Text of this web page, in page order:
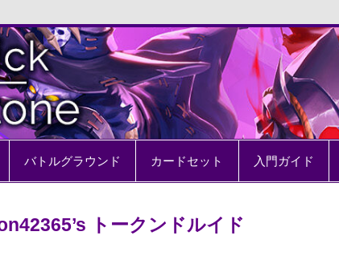
バトルグラウンド カードセット 入門ガイド
トークンドルイド